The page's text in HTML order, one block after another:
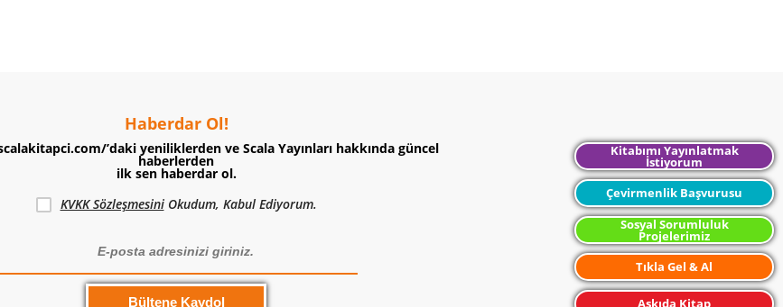
Haberdar Ol!
’daki yeniliklerden ve Scala Yayınları hakkında güncel
haberlerden
ilk sen haberdar ol.
KVKK SözleşmesiniOkudum, Kabul Ediyorum.
Kitabımı Yayınlatmak
İstiyorum
Çevirmenlik Başvurusu
Sosyal Sorumluluk
Projelerimiz
Tıkla Gel & Al